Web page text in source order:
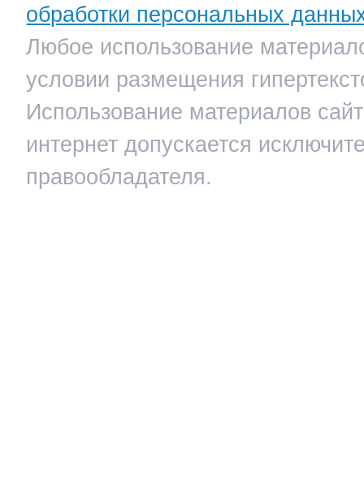
обработки персональных
Любое использование
условии размещения
Использование материалов
интернет допускается
правообладателя.